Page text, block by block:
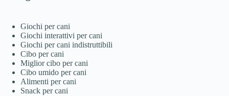
Giochi per cani
Giochi interattivi per cani
Giochi per cani indistruttibili
Cibo per cani
Miglior cibo per cani
Cibo umido per cani
Alimenti per cani
Snack per cani